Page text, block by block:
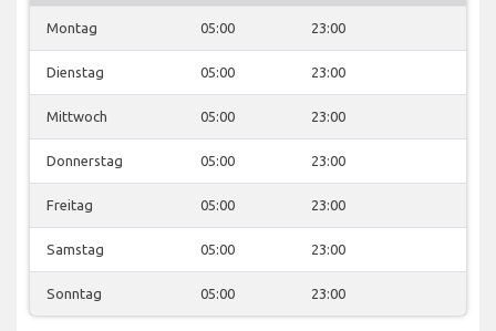
Montag 05:00 23:00
Dienstag 05:00 23:00
Mittwoch 05:00 23:00
Donnerstag 05:00 23:00
Freitag 05:00 23:00
Samstag 05:00 23:00
Sonntag 05:00 23:00